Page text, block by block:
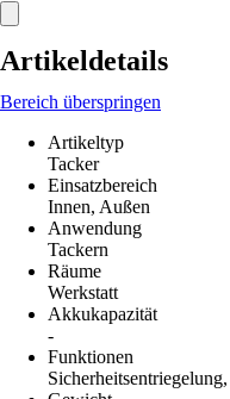
Artikeldetails
Bereich überspringen
Artikeltyp
Tacker
Einsatzbereich
Innen, Außen
Anwendung
Tackern
Räume
Werkstatt
Akkukapazität
-
Funktionen